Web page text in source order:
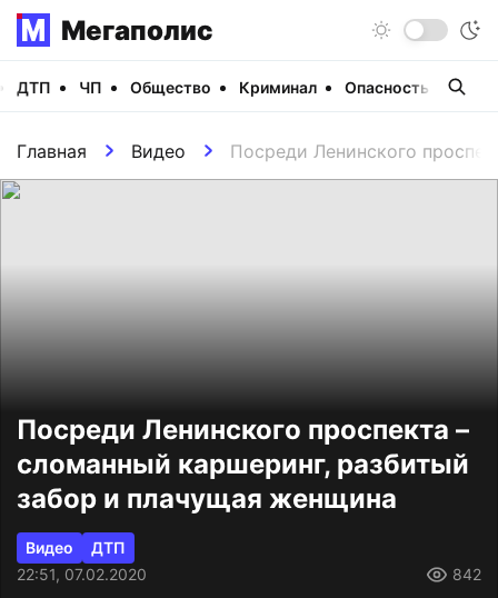
Мегаполис
ДТП ЧП Общество Криминал Опасность
Главная Видео Посреди Ленинского
Посреди Ленинского проспекта –
сломанный каршеринг, разбитый
забор и плачущая женщина
Видео
ДТП
22:51, 07.02.2020
842